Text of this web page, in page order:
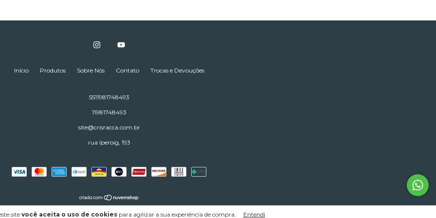
site você aceita o uso de cookiespara agilizar a sua experiência de compra. Entendi
Início Produtos Sobre Nós Contato Trocas e Devouções
5511981748493
11981748493
site@crisracca.com.br
rua Iperoig, 193
Racca Confecção e Comércio Ltda - 03898042000180 - 2026. Todos os direitos reservados.